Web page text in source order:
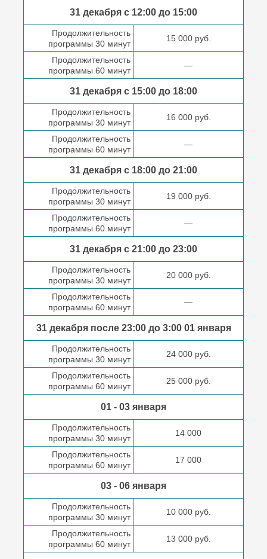
31 декабря с 12:00 до 15:00
Продолжительность
программы 30 минут
15 000 руб.
Продолжительность
программы 60 минут
—
31 декабря с 15:00 до 18:00
Продолжительность
программы 30 минут
16 000 руб.
Продолжительность
программы 60 минут
—
31 декабря с 18:00 до 21:00
Продолжительность
программы 30 минут
19 000 руб.
Продолжительность
программы 60 минут
—
31 декабря с 21:00 до 23:00
Продолжительность
программы 30 минут
20 000 руб.
Продолжительность
программы 60 минут
—
31 декабря после23:00 до 3:0001 января
Продолжительность
программы 30 минут
24 000 руб.
Продолжительность
программы 60 минут
25 000 руб.
01 - 03 января
Продолжительность
программы 30 минут
14 000
Продолжительность
программы 60 минут
17 000
03 - 06 января
Продолжительность
программы 30 минут
10 000 руб.
Продолжительность
программы 60 минут
13 000 руб.